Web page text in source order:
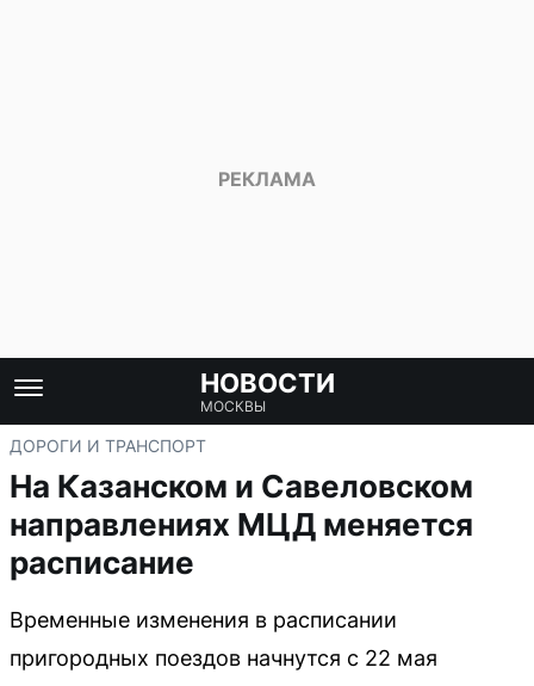
НОВОСТИ
МОСКВЫ
ДОРОГИ И ТРАНСПОРТ
На Казанском и Савеловском
направлениях МЦД меняется
расписание
Временные изменения в расписании
пригородных поездов начнутся с 22 мая